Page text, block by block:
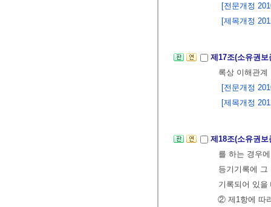
[전문개정
[제목개정
제17조(소유권
록상 이해관
[전문개정
[제목개정
제18조(소유권
를 하는 경우
등기기록에
기록되어 있
② 제1항에 따